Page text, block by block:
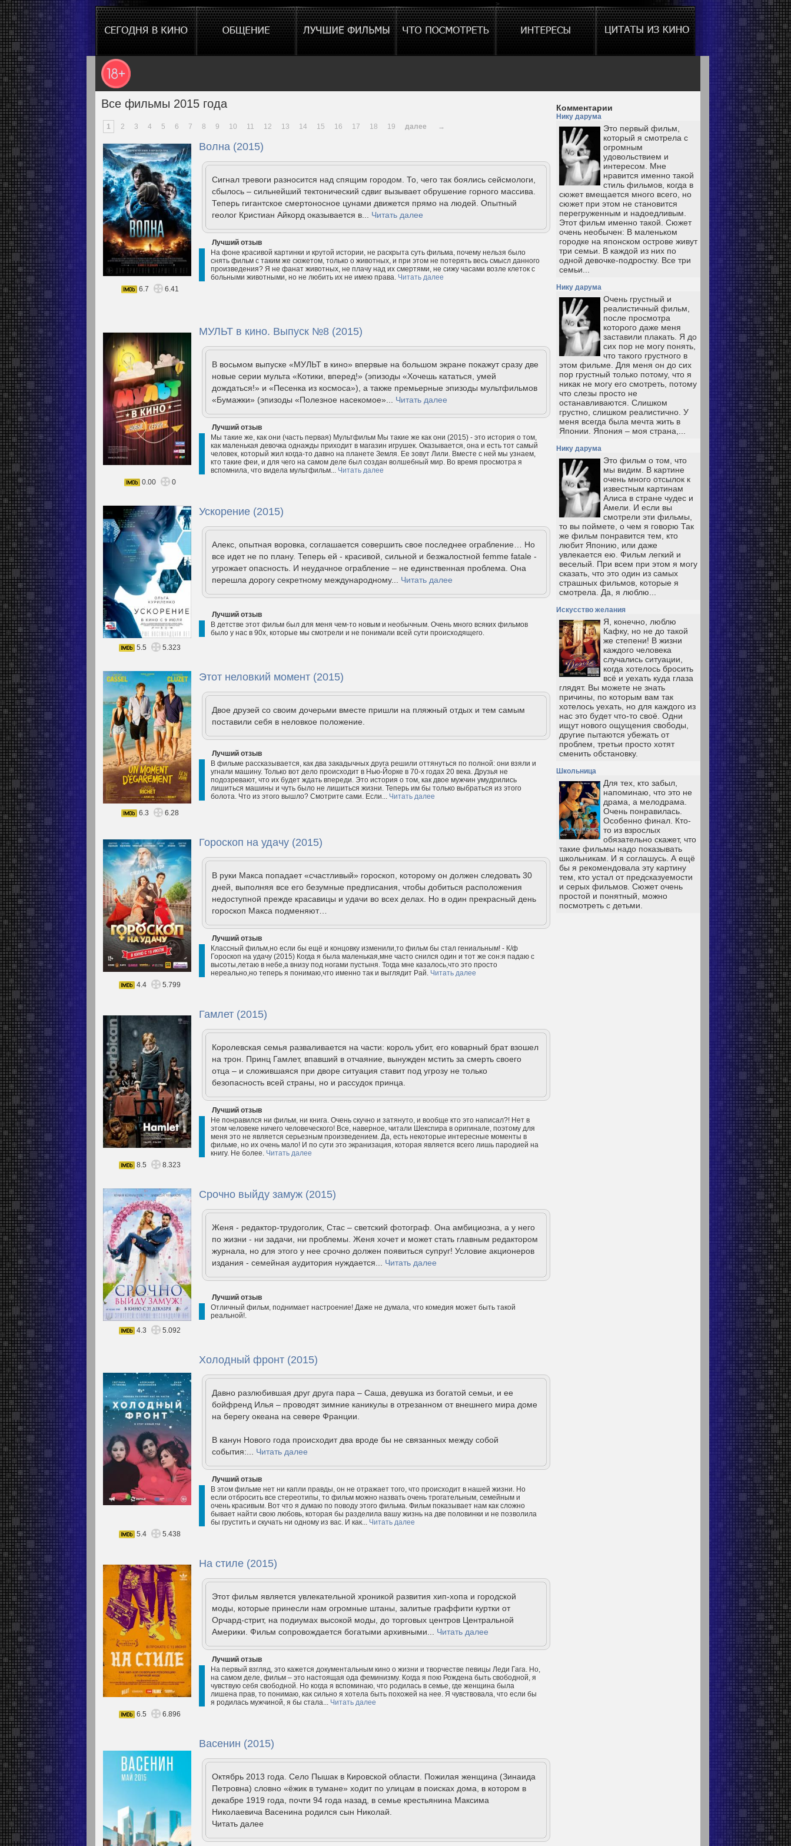
>
Все фильмы 2015 года
1 2 3 4 5 6 7 8 9 10 11 12 13 14 15 16 17 18 19 далее →
Волна (2015)
Сигнал тревоги разносится над спящим городом. То, чего так боялись сейсмологи,
сбылось – сильнейший тектонический сдвиг вызывает обрушение горного массива.
Теперь гигантское смертоносное цунами движется прямо на людей. Опытный
геолог Кристиан Айкорд оказывается в... Читать далее
Лучший отзыв
На фоне красивой картинки и крутой истории, не раскрыта суть фильма, почему нельзя было
снять фильм с таким же сюжетом, только о животных, и при этом не потерять весь смысл данного
произведения? Я не фанат животных, не плачу над их смертями, не сижу часами возле клеток с
больными животными, но не любить их не имею права. Читать далее
6.7
6.41
МУЛЬТ в кино. Выпуск №8 (2015)
В восьмом выпуске «МУЛЬТ в кино» впервые на большом экране покажут сразу две
новые серии мульта «Котики, вперед!» (эпизоды «Хочешь кататься, умей
дождаться!» и «Песенка из космоса»), а также премьерные эпизоды мультфильмов
«Бумажки» (эпизоды «Полезное насекомое»... Читать далее
Лучший отзыв
Мы такие же, как они (часть первая) Мультфильм Мы такие же как они (2015) - это история о том,
как маленькая девочка однажды приходит в магазин игрушек. Оказывается, она и есть тот самый
человек, который жил когда-то давно на планете Земля. Ее зовут Лили. Вместе с ней мы узнаем,
кто такие феи, и для чего на самом деле был создан волшебный мир. Во время просмотра я
вспомнила, что видела мультфильм... Читать далее
0.00
0
Ускорение (2015)
Алекс, опытная воровка, соглашается совершить свое последнее ограбление… Но
все идет не по плану. Теперь ей - красивой, сильной и безжалостной femme fatale -
угрожает опасность. И неудачное ограбление – не единственная проблема. Она
перешла дорогу секретному международному... Читать далее
Лучший отзыв
В детстве этот фильм был для меня чем-то новым и необычным. Очень много всяких фильмов
было у нас в 90х, которые мы смотрели и не понимали всей сути происходящего.
5.5
5.323
Этот неловкий момент (2015)
Двое друзей со своим дочерьми вместе пришли на пляжный отдых и тем самым
поставили себя в неловкое положение.
Лучший отзыв
В фильме рассказывается, как два закадычных друга решили оттянуться по полной: они взяли и
угнали машину. Только вот дело происходит в Нью-Йорке в 70-х годах 20 века. Друзья не
подозревают, что их будет ждать впереди. Это история о том, как двое мужчин умудрились
лишиться машины и чуть было не лишиться жизни. Теперь им бы только выбраться из этого
болота. Что из этого вышло? Смотрите сами. Если... Читать далее
6.3
6.28
Гороскоп на удачу (2015)
В руки Макса попадает «счастливый» гороскоп, которому он должен следовать 30
дней, выполняя все его безумные предписания, чтобы добиться расположения
недоступной прежде красавицы и удачи во всех делах. Но в один прекрасный день
гороскоп Макса подменяют…
Лучший отзыв
Классный фильм,но если бы ещё и концовку изменили,то фильм бы стал гениальным! - К/ф
Гороскоп на удачу (2015) Когда я была маленькая,мне часто снился один и тот же сон:я падаю с
высоты,летаю в небе,а внизу под ногами пустыня. Тогда мне казалось,что это просто
нереально,но теперь я понимаю,что именно так и выглядит Рай. Читать далее
4.4
5.799
Гамлет (2015)
Королевская семья разваливается на части: король убит, его коварный брат взошел
на трон. Принц Гамлет, впавший в отчаяние, вынужден мстить за смерть своего
отца – и сложившаяся при дворе ситуация ставит под угрозу не только
безопасность всей страны, но и рассудок принца.
Лучший отзыв
Не понравился ни фильм, ни книга. Очень скучно и затянуто, и вообще кто это написал?! Нет в
этом человеке ничего человеческого! Все, наверное, читали Шекспира в оригинале, поэтому для
меня это не является серьезным произведением. Да, есть некоторые интересные моменты в
фильме, но их очень мало! И по сути это экранизация, которая является всего лишь пародией на
книгу. Не более. Читать далее
8.5
8.323
Срочно выйду замуж (2015)
Женя - редактор-трудоголик, Стас – светский фотограф. Она амбициозна, а у него
по жизни - ни задачи, ни проблемы. Женя хочет и может стать главным редактором
журнала, но для этого у нее срочно должен появиться супруг! Условие акционеров
издания - семейная аудитория нуждается... Читать далее
Лучший отзыв
Отличный фильм, поднимает настроение! Даже не думала, что комедия может быть такой
реальной!.
4.3
5.092
Холодный фронт (2015)
Давно разлюбившая друг друга пара – Саша, девушка из богатой семьи, и ее
бойфренд Илья – проводят зимние каникулы в отрезанном от внешнего мира доме
на берегу океана на севере Франции.
В канун Нового года происходит два вроде бы не связанных между собой
события:... Читать далее
Лучший отзыв
В этом фильме нет ни капли правды, он не отражает того, что происходит в нашей жизни. Но
если отбросить все стереотипы, то фильм можно назвать очень трогательным, семейным и
очень красивым. Вот что я думаю по поводу этого фильма. Фильм показывает нам как сложно
бывает найти свою любовь, которая бы разделила вашу жизнь на две половинки и не позволила
бы грустить и скучать ни одному из вас. И как... Читать далее
5.4
5.438
На стиле (2015)
Этот фильм является увлекательной хроникой развития хип-хопа и городской
моды, которые принесли нам огромные штаны, залитые граффити куртки от
Орчард-стрит, на подиумах высокой моды, до торговых центров Центральной
Америки. Фильм сопровождается богатыми архивными... Читать далее
Лучший отзыв
На первый взгляд, это кажется документальным кино о жизни и творчестве певицы Леди Гага. Но,
на самом деле, фильм – это настоящая ода феминизму. Когда я пою Рождена быть свободной, я
чувствую себя свободной. Но когда я вспоминаю, что родилась в семье, где женщина была
лишена прав, то понимаю, как сильно я хотела быть похожей на нее. Я чувствовала, что если бы
я родилась мужчиной, я бы стала... Читать далее
6.5
6.896
Васенин (2015)
Октябрь 2013 года. Село Пышак в Кировской области. Пожилая женщина (Зинаида
Петровна) словно «ёжик в тумане» ходит по улицам в поисках дома, в котором в
декабре 1919 года, почти 94 года назад, в семье крестьянина Максима
Николаевича Васенина родился сын Николай.
Читать далее
Комментарии
Нику дарума
Это первый фильм,
который я смотрела с
огромным
удовольствием и
интересом. Мне
нравится именно такой
стиль фильмов, когда в
сюжет вмещается много всего, но
сюжет при этом не становится
перегруженным и надоедливым.
Этот фильм именно такой. Сюжет
очень необычен: В маленьком
городке на японском острове живут
три семьи. В каждой из них по
одной девочке-подростку. Все три
семьи...
Нику дарума
Очень грустный и
реалистичный фильм,
после просмотра
которого даже меня
заставили плакать. Я до
сих пор не могу понять,
что такого грустного в
этом фильме. Для меня он до сих
пор грустный только потому, что я
никак не могу его смотреть, потому
что слезы просто не
останавливаются. Слишком
грустно, слишком реалистично. У
меня всегда была мечта жить в
Японии. Япония – моя страна,...
Нику дарума
Это фильм о том, что
мы видим. В картине
очень много отсылок к
известным картинам
Алиса в стране чудес и
Амели. И если вы
смотрели эти фильмы,
то вы поймете, о чем я говорю Так
же фильм понравится тем, кто
любит Японию, или даже
увлекается ею. Фильм легкий и
веселый. При всем при этом я могу
сказать, что это один из самых
страшных фильмов, которые я
смотрела. Да, я люблю...
Искусство желания
Я, конечно, люблю
Кафку, но не до такой
же степени! В жизни
каждого человека
случались ситуации,
когда хотелось бросить
всё и уехать куда глаза
глядят. Вы можете не знать
причины, по которым вам так
хотелось уехать, но для каждого из
нас это будет что-то своё. Одни
ищут нового ощущения свободы,
другие пытаются убежать от
проблем, третьи просто хотят
сменить обстановку.
Школьница
Для тех, кто забыл,
напоминаю, что это не
драма, а мелодрама.
Очень понравилась.
Особенно финал. Кто-
то из взрослых
обязательно скажет, что
такие фильмы надо показывать
школьникам. И я соглашусь. А ещё
бы я рекомендовала эту картину
тем, кто устал от предсказуемости
и серых фильмов. Сюжет очень
простой и понятный, можно
посмотреть с детьми.